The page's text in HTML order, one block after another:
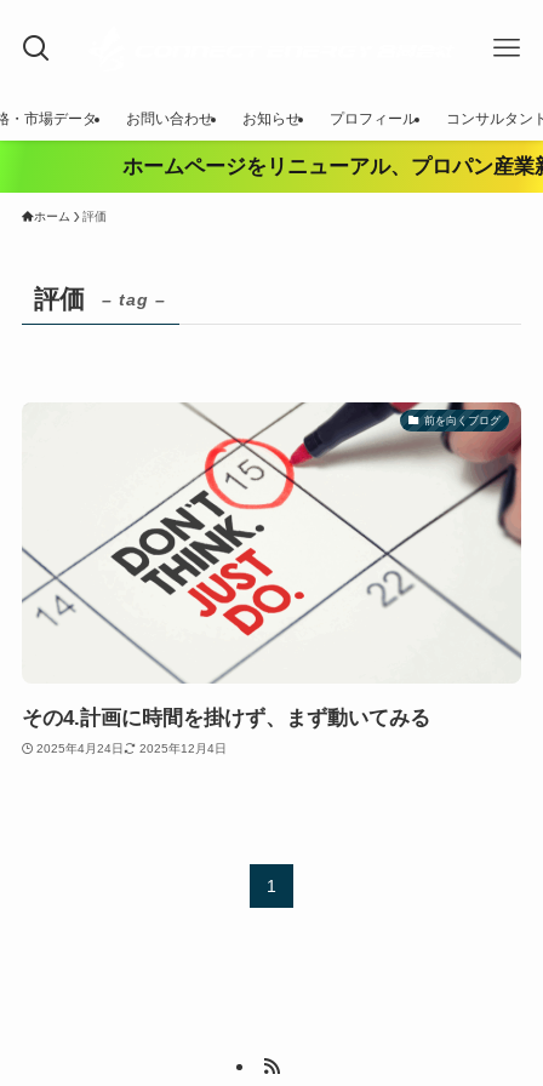
・市場データ お問い合わせ お知らせ プロフィール コンサルタン
ホームページをリニューアル、プロパン産
ホーム 評価
評価 – tag –
前を向くブログ
その4.計画に時間を掛けず、まず動いてみる
2025年4月24日 2025年12月4日
1